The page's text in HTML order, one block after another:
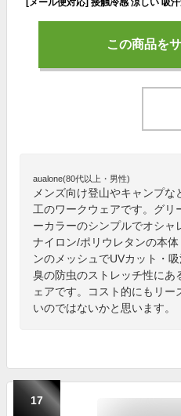
この商品を
aualone(80代以上・男性)
メンズ向け登山やキャンプ
工のワークウェアです。グリ
ーカラーのシンプルでオシャ
ナイロン/ポリウレタンの本
ンのメッシュでUVカット・
臭の防虫のストレッチ性にあ
ェアです。コスト的にもリ
いのではないかと思います。
17